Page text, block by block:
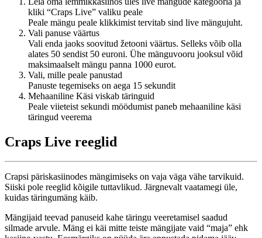
kliki “Craps Live” valiku peale
Peale mängu peale klikkimist tervitab sind live mängujuht.
Vali panuse väärtus
Vali enda jaoks soovitud žetooni väärtus. Selleks võib olla
alates 50 sendist 50 euroni. Ühe mänguvooru jooksul võid
maksimaalselt mängu panna 1000 eurot.
Vali, mille peale panustad
Panuste tegemiseks on aega 15 sekundit
Mehaaniline Käsi viskab täringuid
Peale viieteist sekundi möödumist paneb mehaaniline käsi
täringud veerema
Craps Live reeglid
Crapsi päriskasiinodes mängimiseks on vaja väga vähe tarvikuid.
Siiski pole reeglid kõigile tuttavlikud. Järgnevalt vaatamegi üle,
kuidas täringumäng käib.
Mängijaid teevad panuseid kahe täringu veeretamisel saadud
silmade arvule. Mäng ei käi mitte teiste mängijate vaid “maja” ehk